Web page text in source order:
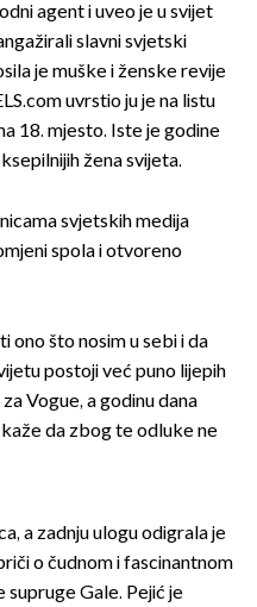
agent i uveo je u svijet
slavni svjetski
je muške i ženske revije
uvrstio ju je na listu
18. mjesto. Iste je godine
žena svijeta.
svjetskih medija
spola i otvoreno
ono što nosim u sebi i da
postoji već puno lijepih
Vogue, a godinu dana
da zbog te odluke ne
a zadnju ulogu odigrala je
o čudnom i fascinantnom
supruge Gale. Pejić je